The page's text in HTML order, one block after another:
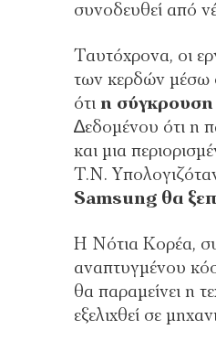
συνοδευθεί από
Ταυτόχρονα, οι
των κερδών µέσω
ότι η σύγκρουση
∆εδοµένου ότι η
και µια
Τ.Ν.
Samsung θα
Η Νότια Κορέα,
αναπτυγµένου
θα παραµείνει η
εξελιχθεί σε